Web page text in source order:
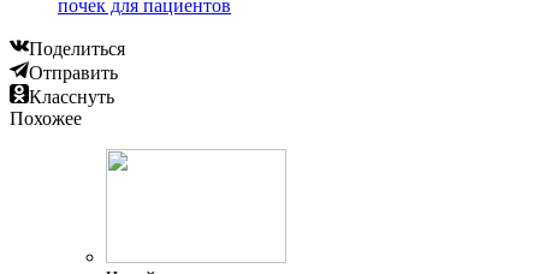
почек для пациентов
Поделиться
Отправить
Класснуть
Похожее